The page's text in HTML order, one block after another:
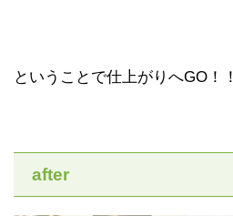
ということで仕上がりへGO！！
after